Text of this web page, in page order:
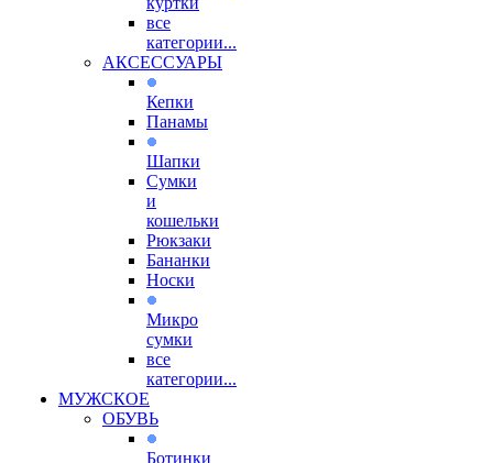
все
категории...
АКСЕССУАРЫ
Кепки
Панамы
Шапки
Сумки
и
кошельки
Рюкзаки
Бананки
Носки
Микро
сумки
все
категории...
МУЖСКОЕ
ОБУВЬ
Ботинки